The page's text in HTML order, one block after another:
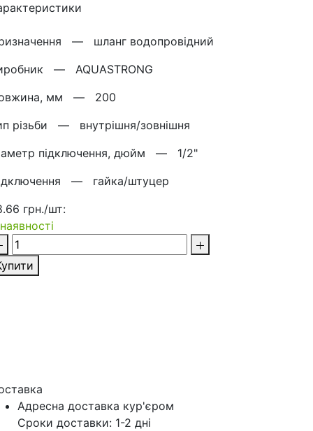
— шланг водопровідний
— AQUASTRONG
мм — 200
різьби — внутрішня/зовнішня
підключення, дюйм — 1/2"
— гайка/штуцер
грн./шт:
Адресна доставка кур'‎єром
Сроки доставки: 1-2 дні